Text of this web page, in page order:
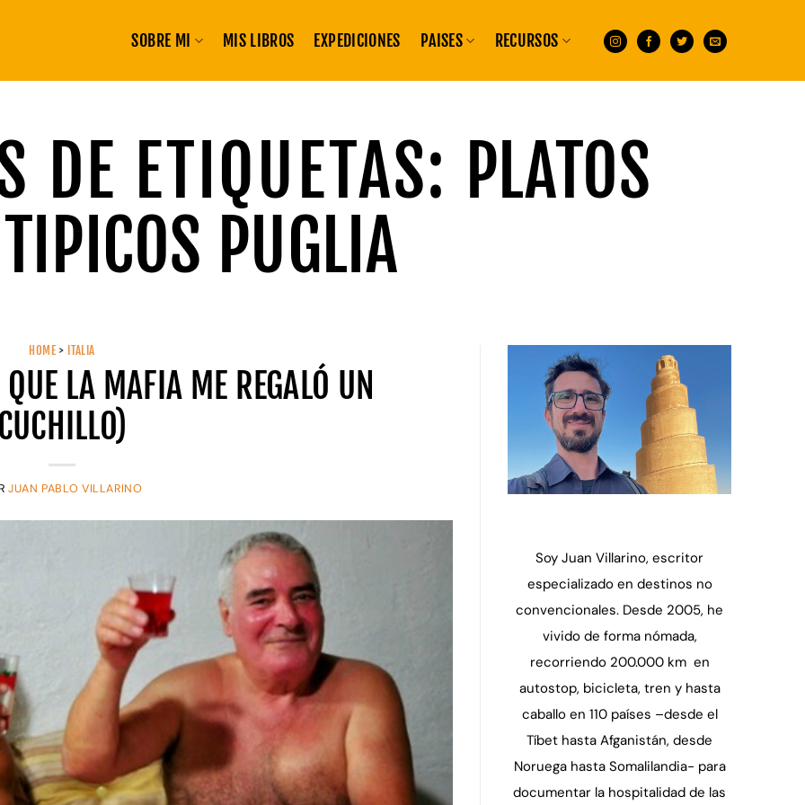
SOBRE MI MIS LIBROS EXPEDICIONES PAISES RECURSOS
DE ETIQUETAS: PLATOS
TIPICOS PUGLIA
HOME > ITALIA
LA MAFIA ME REGALÓ UN
JUAN PABLO VILLARINO
Soy Juan Villarino, escritor
especializado en destinos no
convencionales. Desde 2005, he
vivido de forma nómada,
recorriendo 200.000 km en
autostop, bicicleta, tren y hasta
caballo en 110 países –desde el
Tíbet hasta Afganistán, desde
Noruega hasta Somalilandia- para
documentar la hospitalidad de las